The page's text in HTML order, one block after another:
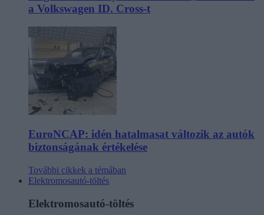
a Volkswagen ID. Cross-t
EuroNCAP: idén hatalmasat változik az autók
biztonságának értékelése
További cikkek a témában
Elektromosautó-töltés
Elektromosautó-töltés